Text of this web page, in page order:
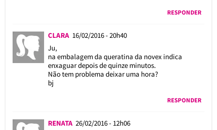
RESPONDER
CLARA 16/02/2016 - 20h40
Ju,
na embalagem da queratina da novex indica
enxaguar depois de quinze minutos.
Não tem problema deixar uma hora?
bj
RESPONDER
RENATA 26/02/2016 - 12h06